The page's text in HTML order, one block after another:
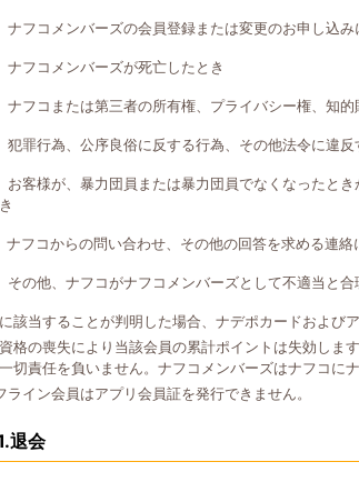
ナフコメンバーズの会員登録または変更のお申し込
ナフコメンバーズが死亡したとき
ナフコまたは第三者の所有権、プライバシー権、知
犯罪行為、公序良俗に反する行為、その他法令に違
お客様が、暴力団員または暴力団員でなくなったと
ナフコからの問い合わせ、その他の回答を求める連
その他、ナフコがナフコメンバーズとして不適当と
該当することが判明した場合、ナデポカードおよび
格の喪失により当該会員の累計ポイントは失効しま
切責任を負いません。ナフコメンバーズはナフコに
ライン会員はアプリ会員証を発行できません。
退会